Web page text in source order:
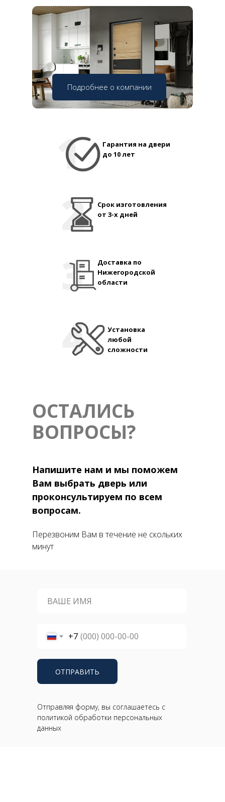
Подробнее о компании
Гарантия на двери
до 10 лет
Срок изготовления
от 3-х дней
Доставка по
Нижегородской
области
Установка
любой
сложности
+7
ОТПРАВИТЬ
ОСТАЛИСЬ
ВОПРОСЫ?
Напишите нам и мы поможем
Вам выбрать дверь или
проконсультируем по всем
вопросам.
Перезвоним Вам в течение не скольких
минут
Отправляя форму, вы соглашаетесь с
политикой обработки персональных
данных